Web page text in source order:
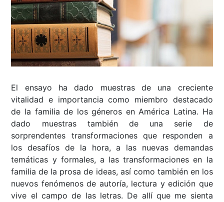
El ensayo ha dado muestras de una creciente
vitalidad e importancia como miembro destacado
de la familia de los géneros en América Latina. Ha
dado muestras también de una serie de
sorprendentes transformaciones que responden a
los desafíos de la hora, a las nuevas demandas
temáticas y formales, a las transformaciones en la
familia de la prosa de ideas, así como también en los
nuevos fenómenos de autoría, lectura y edición que
vive el campo de las letras. De allí que me sienta